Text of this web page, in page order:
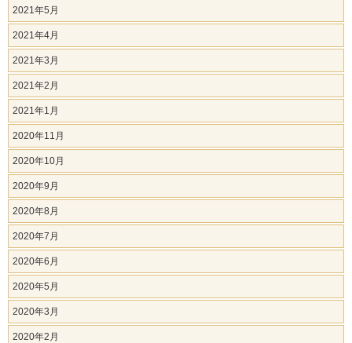
2021年5月
2021年4月
2021年3月
2021年2月
2021年1月
2020年11月
2020年10月
2020年9月
2020年8月
2020年7月
2020年6月
2020年5月
2020年3月
2020年2月